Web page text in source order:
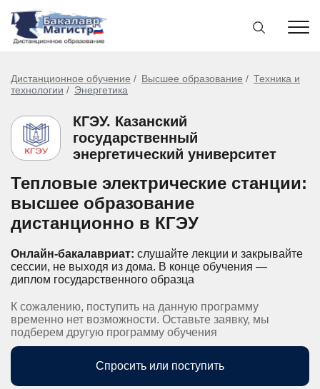
Дистанционное обучение Высшее образование
Техника и
технологии
Энергетика
КГЭУ. Казанский
государственный
энергетический университет
Тепловые электрические станции:
высшее образование
дистанционно в КГЭУ
Онлайн-бакалавриат: слушайте лекции и закрывайте
сессии, не выходя из дома. В конце обучения —
диплом государственного образца
К сожалению, поступить на данную программу
временно нет возможности. Оставьте заявку, мы
подберем другую программу обучения
Спросить или поступить